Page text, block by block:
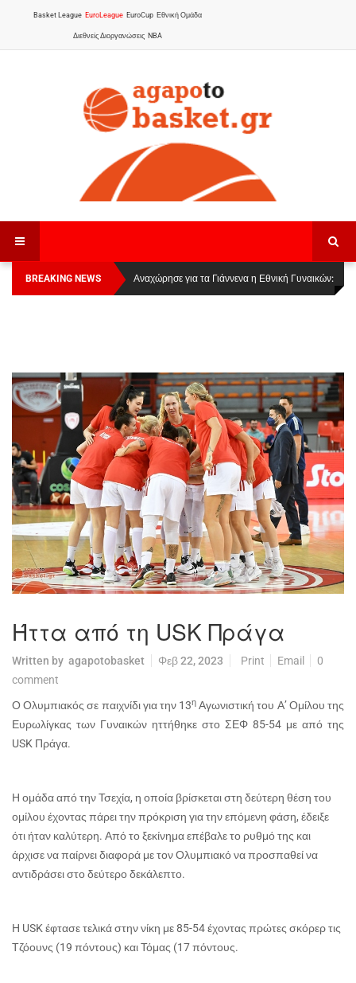
Basket League EuroLeague EuroCup Εθνική Ομάδα
Διεθνείς Διοργανώσεις NBA
BREAKING NEWS
Οι Πάνθηρες Καβάλας στην Women Basketball
League 1
Αναχώρησε για τα Γιάννενα η Εθνική Γυναικών:
Ήττα από τη USK Πράγα
Written by agapotobasket Φεβ 22, 2023 Print Email
0
comment
Ο Ολυμπιακός σε παιχνίδι για την 13η Αγωνιστική του Α’ Ομίλου της
Ευρωλίγκας των Γυναικών ηττήθηκε στο ΣΕΦ 85-54 με από της
USK Πράγα.
Η ομάδα από την Τσεχία, η οποία βρίσκεται στη δεύτερη θέση του
ομίλου έχοντας πάρει την πρόκριση για την επόμενη φάση, έδειξε
ότι ήταν καλύτερη. Από το ξεκίνημα επέβαλε το ρυθμό της και
άρχισε να παίρνει διαφορά με τον Ολυμπιακό να προσπαθεί να
αντιδράσει στο δεύτερο δεκάλεπτο.
Η USK έφτασε τελικά στην νίκη με 85-54 έχοντας πρώτες σκόρερ τις
Τζόουνς (19 πόντους) και Τόμας (17 πόντους.